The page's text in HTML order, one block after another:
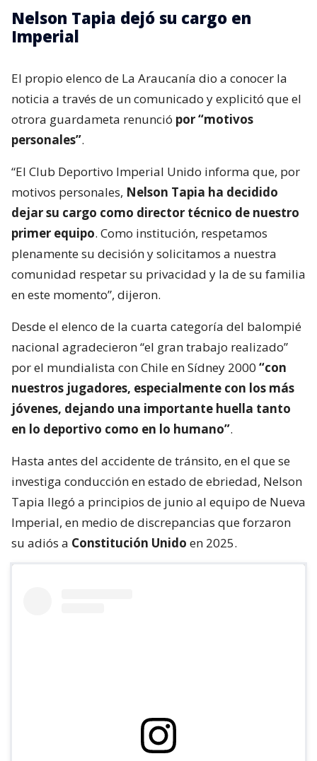
Nelson Tapia dejó su cargo en
Imperial
El propio elenco de La Araucanía dio a conocer la
noticia a través de un comunicado y explicitó que el
otrora guardameta renunció por “motivos
personales”.
“El Club Deportivo Imperial Unido informa que, por
motivos personales, Nelson Tapia ha decidido
dejar su cargo como director técnico de nuestro
primer equipo. Como institución, respetamos
plenamente su decisión y solicitamos a nuestra
comunidad respetar su privacidad y la de su familia
en este momento”, dijeron.
Desde el elenco de la cuarta categoría del balompié
nacional agradecieron “el gran trabajo realizado”
por el mundialista con Chile en Sídney 2000 “con
nuestros jugadores, especialmente con los más
jóvenes, dejando una importante huella tanto
en lo deportivo como en lo humano”.
Hasta antes del accidente de tránsito, en el que se
investiga conducción en estado de ebriedad, Nelson
Tapia llegó a principios de junio al equipo de Nueva
Imperial, en medio de discrepancias que forzaron
su adiós a Constitución Unido en 2025.